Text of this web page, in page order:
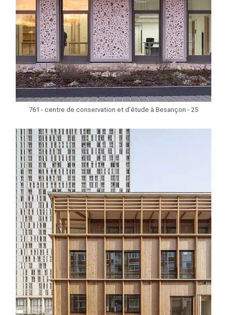
761 - centre de conservation et d’étude à Besançon - 25